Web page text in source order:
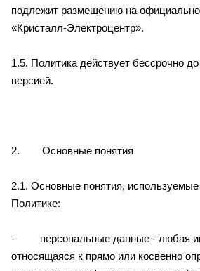
подлежит размещению на
«Кристалл-Электроцентр».
1.5. Политика действует бессрочно
версией.
2. Основные понятия
2.1. Основные понятия,
Политике:
- персональные данные - любая
относящаяся к прямо или косвенно